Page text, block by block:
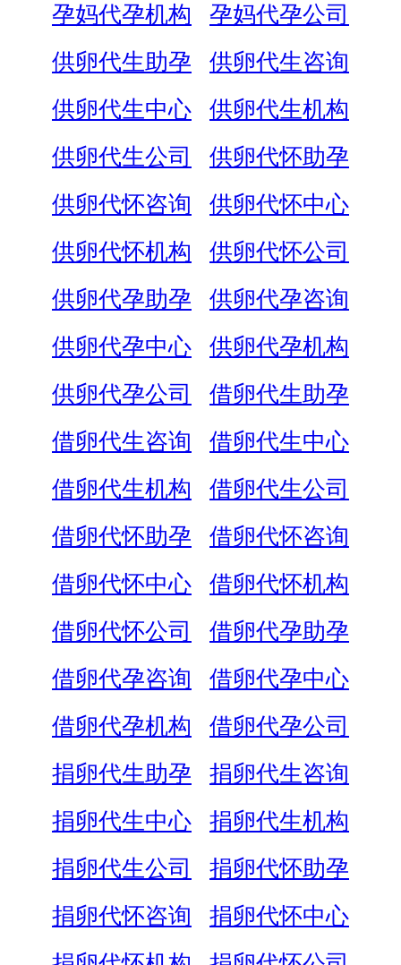
孕妈代孕机构
孕妈代孕公司
供卵代生助孕
供卵代生咨询
供卵代生中心
供卵代生机构
供卵代生公司
供卵代怀助孕
供卵代怀咨询
供卵代怀中心
供卵代怀机构
供卵代怀公司
供卵代孕助孕
供卵代孕咨询
供卵代孕中心
供卵代孕机构
供卵代孕公司
借卵代生助孕
借卵代生咨询
借卵代生中心
借卵代生机构
借卵代生公司
借卵代怀助孕
借卵代怀咨询
借卵代怀中心
借卵代怀机构
借卵代怀公司
借卵代孕助孕
借卵代孕咨询
借卵代孕中心
借卵代孕机构
借卵代孕公司
捐卵代生助孕
捐卵代生咨询
捐卵代生中心
捐卵代生机构
捐卵代生公司
捐卵代怀助孕
捐卵代怀咨询
捐卵代怀中心